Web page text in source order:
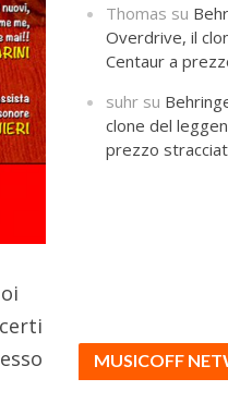
Thomas su
Overdrive, il
Centaur a
suhr su
clone del
prezzo
MUSICOFF